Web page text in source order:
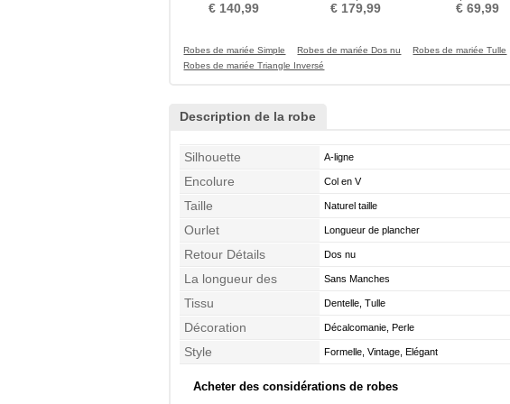
Printemps Milieu
€ 140,99
Luxueux Médium Perle
€ 179,99
Drapé Simple
€ 69,99
Robes de mariée Simple Robes de mariée Dos nu Robes de mariée Tulle
Robes de mariée Triangle Inversé
Description de la robe
Silhouette A-ligne
Encolure Col en V
Taille Naturel taille
Ourlet Longueur de plancher
Retour Détails Dos nu
La longueur des
manches
Sans Manches
Tissu Dentelle, Tulle
Décoration Décalcomanie, Perle
Style Formelle, Vintage, Elégant
Acheter des considérations de robes